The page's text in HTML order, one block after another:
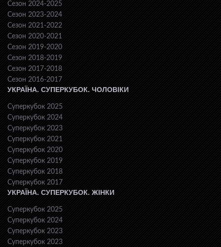
Сезон 2024-2025
Сезон 2023-2024
Сезон 2021-2022
Сезон 2020-2021
Сезон 2019-2020
Сезон 2018-2019
Сезон 2017-2018
Сезон 2016-2017
УКРАЇНА. СУПЕРКУБОК. ЧОЛОВІКИ
Суперкубок 2025
Суперкубок 2024
Суперкубок 2023
Суперкубок 2021
Суперкубок 2020
Суперкубок 2019
Суперкубок 2018
Суперкубок 2017
УКРАЇНА. СУПЕРКУБОК. ЖІНКИ
Суперкубок 2025
Суперкубок 2024
Суперкубок 2023
Суперкубок 2023